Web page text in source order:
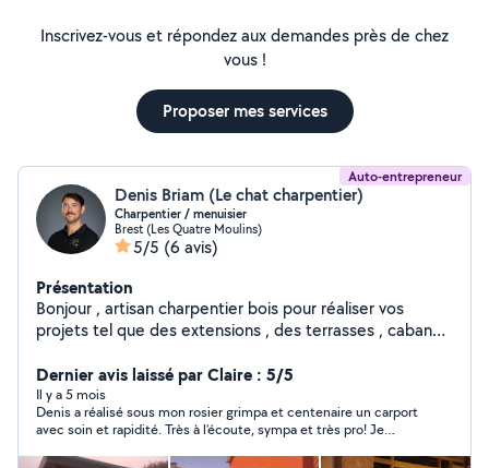
Inscrivez-vous et répondez aux demandes près de chez
vous !
Proposer mes services
Auto-entrepreneur
Denis Briam (Le chat charpentier)
Charpentier / menuisier
Brest (Les Quatre Moulins)
5/5 (6 avis)
Présentation
Bonjour , artisan charpentier bois pour réaliser vos
projets tel que des extensions , des terrasses , cabanon
cloison sèche pour les intérieurs. Devenue Charpentier
après une carrière de mécanicien dans la marine je suis
ici pour faire un métier qui a du sens et pour vous rendre
service .
Dernier avis laissé par Claire : 5/5
Il y a 5 mois
Denis a réalisé sous mon rosier grimpa et centenaire un carport
avec soin et rapidité. Très à l’écoute, sympa et très pro! Je